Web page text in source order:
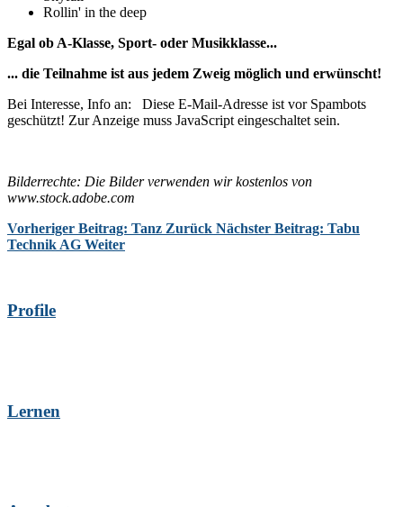
Rollin' in the deep
Egal ob A-Klasse, Sport- oder Musikklasse...
... die Teilnahme ist aus jedem Zweig möglich und erwünscht!
Bei Interesse, Info an: Diese E-Mail-Adresse ist vor Spambots
geschützt! Zur Anzeige muss JavaScript eingeschaltet sein.
Bilderrechte: Die Bilder verwenden wir kostenlos von
www.stock.adobe.com
Vorheriger Beitrag: Tanz Zurück Nächster Beitrag: Tabu
Technik AG Weiter
Profile
Lernen